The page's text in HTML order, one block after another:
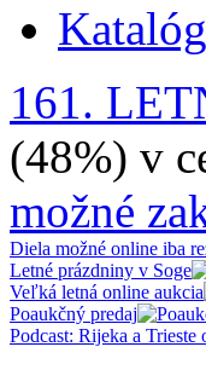
161.
(48%) v
možné
Diela možné online iba
Letné prázdniny v Soge
Veľká letná online aukcia
Poaukčný predaj
Podcast: Rijeka a